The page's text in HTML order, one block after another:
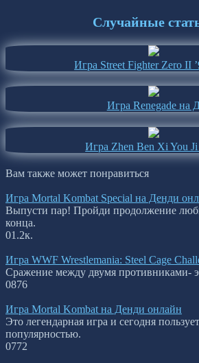
Случайные
Игра Street Fighter Zero II
Игра Renegade на
Игра Zhen Ben Xi You
Вам также может понравиться
Игра Mortal Kombat Special на Денди
Выпусти пар! Пройди продолжение
конца.
01.2к.
Игра WWF Wrestlemania: Steel Cage
Сражение между двумя противниками-
0876
Игра Mortal Kombat на Денди онлайн
Это легендарная игра и сегодня
популярностью.
0772